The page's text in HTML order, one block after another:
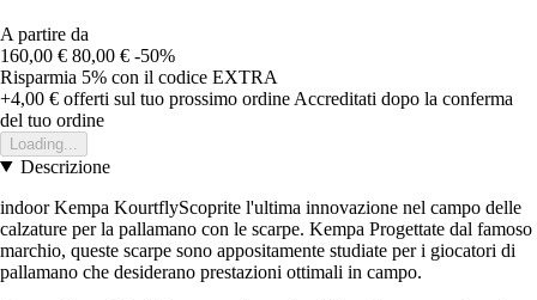
A partire da
160,00 € 80,00 € -50%
Risparmia 5% con il codice EXTRA
+4,00 € offerti sul tuo prossimo ordine Accreditati dopo la conferma
del tuo ordine
Loading...
Descrizione
indoor Kempa KourtflyScoprite l'ultima innovazione nel campo delle
calzature per la pallamano con le scarpe. Kempa Progettate dal famoso
marchio, queste scarpe sono appositamente studiate per i giocatori di
pallamano che desiderano prestazioni ottimali in campo.